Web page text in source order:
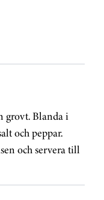
grovt. Blanda i
och peppar.
och servera till